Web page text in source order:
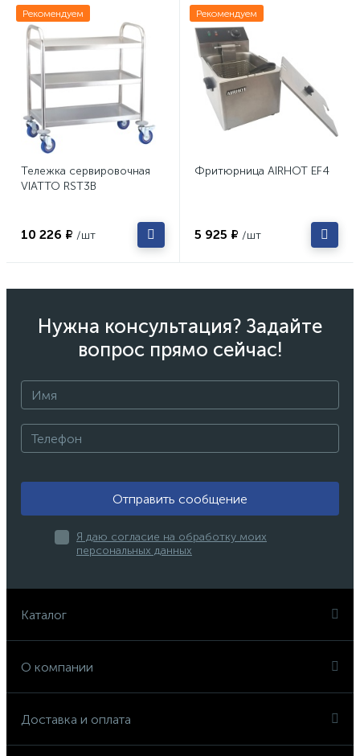
Рекомендуем
Тележка сервировочная
VIATTO RST3B
10 226 ₽ /шт
Рекомендуем
Фритюрница AIRHOT EF4
5 925 ₽ /шт
Нужна консультация? Задайте
вопрос прямо сейчас!
Отправить сообщение
Я даю согласие на обработку моих
персональных данных
Каталог
О компании
Доставка и оплата